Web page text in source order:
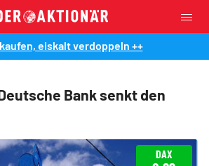
eiskalt verdoppeln ++
Bank senkt den
DAX